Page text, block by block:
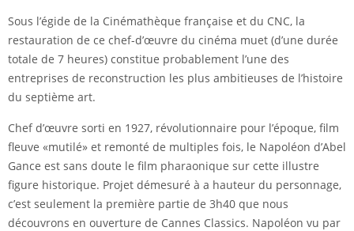
Sous l’égide de la Cinémathèque française et du CNC, la
restauration de ce chef-d’œuvre du cinéma muet (d’une durée
totale de 7 heures) constitue probablement l’une des
entreprises de reconstruction les plus ambitieuses de l’histoire
du septième art.
Chef d’œuvre sorti en 1927, révolutionnaire pour l’époque, film
fleuve «mutilé» et remonté de multiples fois, le Napoléon d’Abel
Gance est sans doute le film pharaonique sur cette illustre
figure historique. Projet démesuré à a hauteur du personnage,
c’est seulement la première partie de 3h40 que nous
découvrons en ouverture de Cannes Classics. Napoléon vu par